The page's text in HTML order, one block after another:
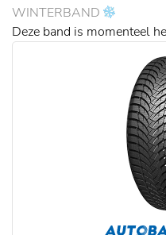
WINTERBAND
Deze band is momenteel